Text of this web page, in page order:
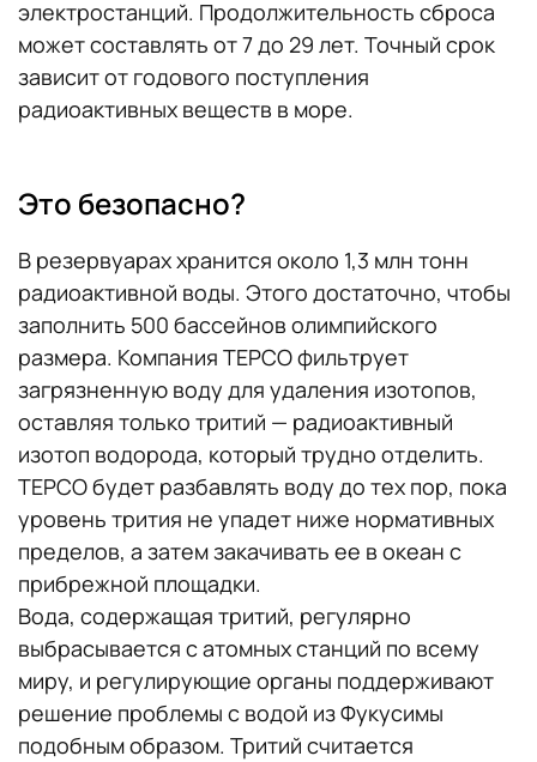
электростанций. Продолжительность сброса
может составлять от 7 до 29 лет. Точный срок
зависит от годового поступления
радиоактивных веществ в море.
Это безопасно?
В резервуарах хранится около 1,3 млн тонн
радиоактивной воды. Этого достаточно, чтобы
заполнить 500 бассейнов олимпийского
размера. Компания TEPCO фильтрует
загрязненную воду для удаления изотопов,
оставляя только тритий — радиоактивный
изотоп водорода, который трудно отделить.
TEPCO будет разбавлять воду до тех пор, пока
уровень трития не упадет ниже нормативных
пределов, а затем закачивать ее в океан с
прибрежной площадки.
Вода, содержащая тритий, регулярно
выбрасывается с атомных станций по всему
миру, и регулирующие органы поддерживают
решение проблемы с водой из Фукусимы
подобным образом. Тритий считается